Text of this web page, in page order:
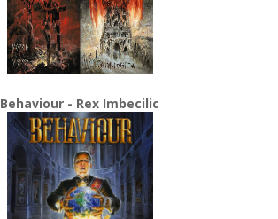
Behaviour - Rex Imbecilic